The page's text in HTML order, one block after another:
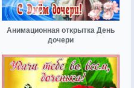
Анимационная открытка День
дочери